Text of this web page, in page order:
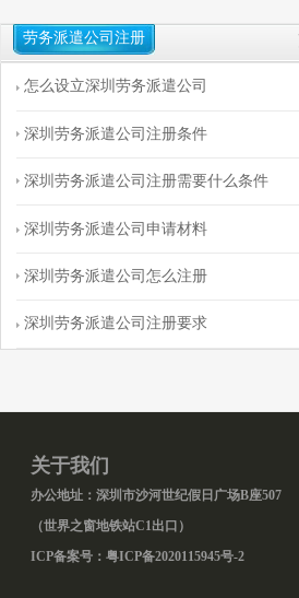
劳务派遣公司注册
怎么设立深圳劳务派遣公司
深圳劳务派遣公司注册条件
深圳劳务派遣公司注册需要什么条件
深圳劳务派遣公司申请材料
深圳劳务派遣公司怎么注册
深圳劳务派遣公司注册要求
关于我们
办公地址：深圳市沙河世纪假日广场B座507
（世界之窗地铁站C1出口）
ICP备案号： 粤ICP备2020115945号-2